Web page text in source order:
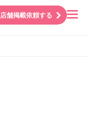
店舗掲載依頼する